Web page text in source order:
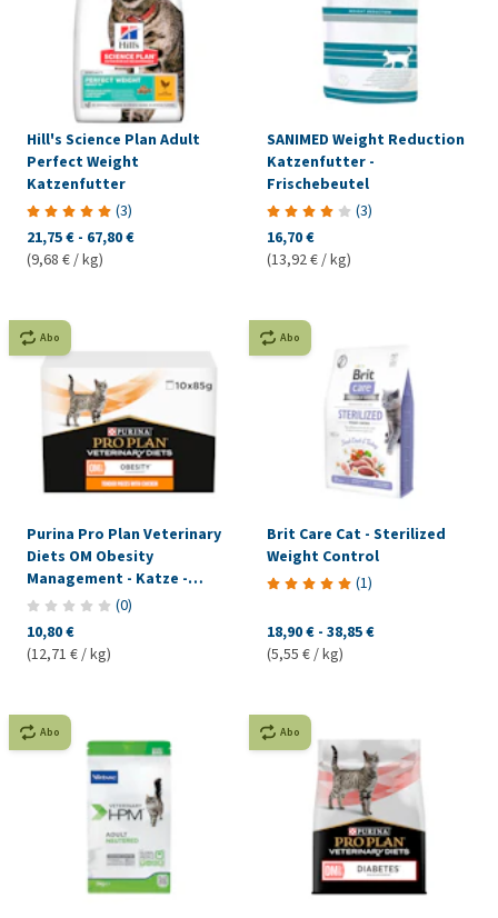
Hill's Science Plan Adult
Perfect Weight
Katzenfutter
(3)
21,75 € - 67,80 €
(9,68 € / kg)
SANIMED Weight Reduction
Katzenfutter -
Frischebeutel
(3)
16,70 €
(13,92 € / kg)
Abo
Purina Pro Plan Veterinary
Diets OM Obesity
Management - Katze -
Frischebeutel Huhn
(0)
10,80 €
(12,71 € / kg)
Abo
Brit Care Cat - Sterilized
Weight Control
(1)
18,90 € - 38,85 €
(5,55 € / kg)
Abo Abo